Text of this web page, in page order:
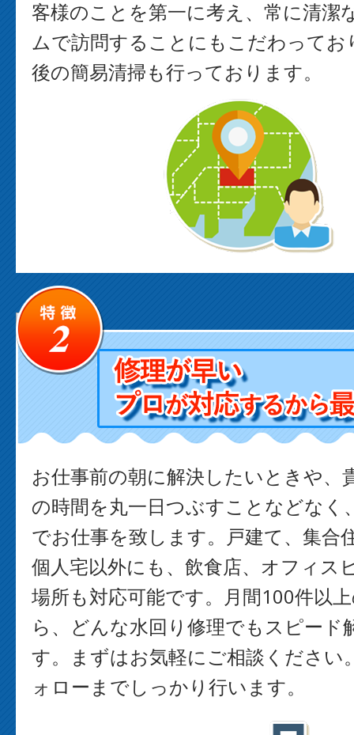
客様のことを第一に考え、常に清潔
ムで訪問することにもこだわってお
後の簡易清掃も行っております。
お仕事前の朝に解決したいときや、
の時間を丸一日つぶすことなどなく
でお仕事を致します。戸建て、集合
個人宅以外にも、飲食店、オフィス
場所も対応可能です。月間100件以
ら、どんな水回り修理でもスピード
す。まずはお気軽にご相談ください
ォローまでしっかり行います。